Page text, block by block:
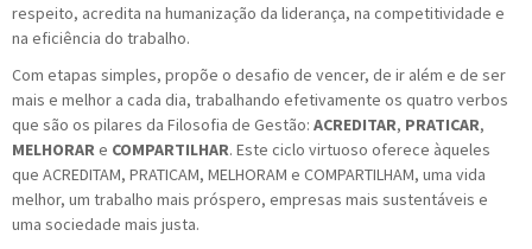
respeito, acredita na humanização da liderança, na competitividade e
na eficiência do trabalho.
Com etapas simples, propõe o desafio de vencer, de ir além e de ser
mais e melhor a cada dia, trabalhando efetivamente os quatro verbos
que são os pilares da Filosofia de Gestão: ACREDITAR, PRATICAR,
MELHORARe COMPARTILHAR. Este ciclo virtuoso oferece àqueles
que ACREDITAM, PRATICAM, MELHORAM e COMPARTILHAM, uma vida
melhor, um trabalho mais próspero, empresas mais sustentáveis e
uma sociedade mais justa.